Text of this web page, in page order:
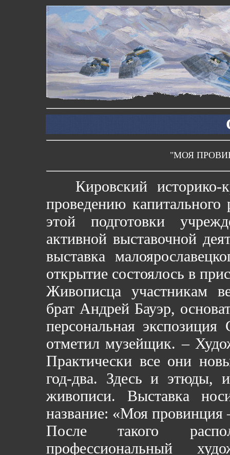
"МОЯ
Кировский историко-
проведению
этой подготовки
активной выставочной
выставка
открытие состоялось в
Живописца участникам
брат Андрей Бауэр,
персональная
отметил музейщик. –
Практически все они
год-два. Здесь и этюды,
живописи. Выставка
название: «Моя провинция
После такого
профессиональный